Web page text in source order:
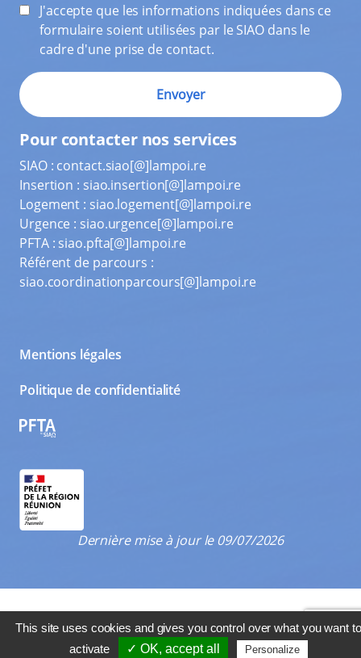
J'accepte que les informations indiquées dans ce
formulaire soient utilisées par le SIAO dans le
cadre d'une prise de contact.
Pour contacter nos services
SIAO : contact.siao[@]lampoi.re
Insertion : siao.insertion[@]lampoi.re
Logement : siao.logement[@]lampoi.re
Urgence : siao.urgence[@]lampoi.re
PFTA : siao.pfta[@]lampoi.re
Référent de parcours :
siao.coordinationparcours[@]lampoi.re
Mentions légales
Politique de confidentialité
PFTA
Dernière mise à jour le 09/07/2026
This site uses cookies and gives you control over what you want to
activate
✓ OK, accept all Personalize